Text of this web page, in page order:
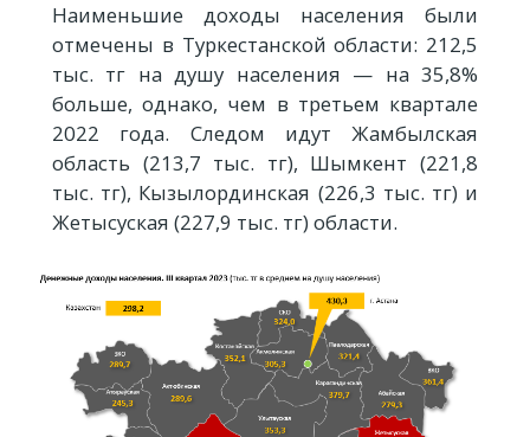
Наименьшие доходы населения были
отмечены в Туркестанской области: 212,5
тыс. тг на душу населения — на 35,8%
больше, однако, чем в третьем квартале
2022 года. Следом идут Жамбылская
область (213,7 тыс. тг), Шымкент (221,8
тыс. тг), Кызылординская (226,3 тыс. тг) и
Жетысуская (227,9 тыс. тг) области.